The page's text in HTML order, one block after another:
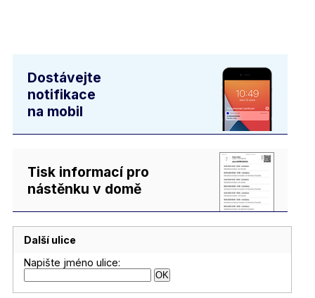
Dostávejte
notifikace
na mobil
Tisk informací pro
nástěnku v domě
Další ulice
Napište jméno ulice: